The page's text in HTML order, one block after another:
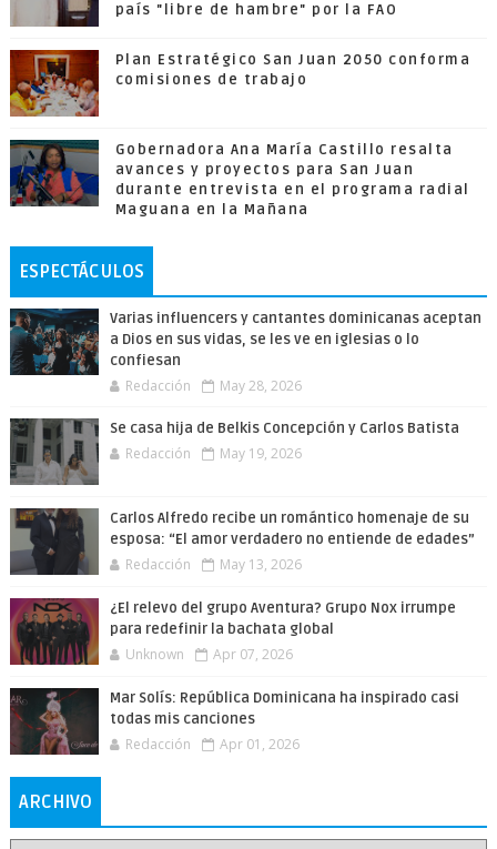
país "libre de hambre" por la FAO
Plan Estratégico San Juan 2050 conforma
comisiones de trabajo
Gobernadora Ana María Castillo resalta
avances y proyectos para San Juan
durante entrevista en el programa radial
Maguana en la Mañana
ESPECTÁCULOS
Varias influencers y cantantes dominicanas aceptan
a Dios en sus vidas, se les ve en iglesias o lo
confiesan
Redacción May 28, 2026
Se casa hija de Belkis Concepción y Carlos Batista
Redacción May 19, 2026
Carlos Alfredo recibe un romántico homenaje de su
esposa: “El amor verdadero no entiende de edades”
Redacción May 13, 2026
¿El relevo del grupo Aventura? Grupo Nox irrumpe
para redefinir la bachata global
Unknown Apr 07, 2026
Mar Solís: República Dominicana ha inspirado casi
todas mis canciones
Redacción Apr 01, 2026
ARCHIVO